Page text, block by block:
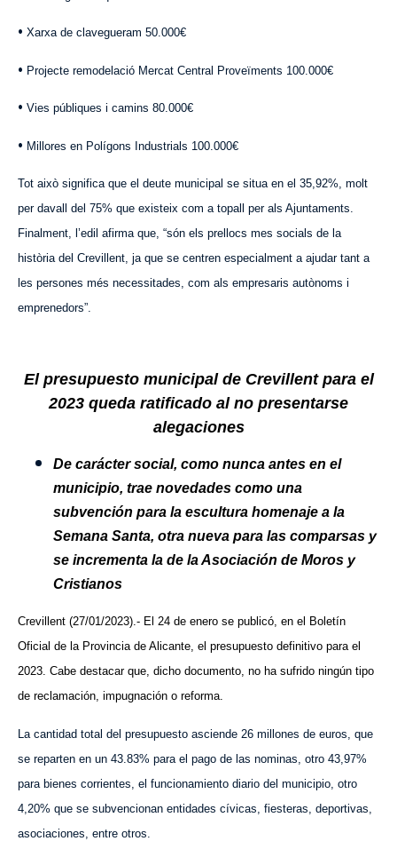
• Xarxa de clavegueram 50.000€
• Projecte remodelació Mercat Central Proveïments 100.000€
• Vies públiques i camins 80.000€
• Millores en Polígons Industrials 100.000€
Tot això significa que el deute municipal se situa en el 35,92%, molt
per davall del 75% que existeix com a topall per als Ajuntaments.
Finalment, l’edil afirma que, “són els prellocs mes socials de la
història del Crevillent, ja que se centren especialment a ajudar tant a
les persones més necessitades, com als empresaris autònoms i
emprenedors”.
El presupuesto municipal de Crevillent para el
2023 queda ratificado al no presentarse
alegaciones
De carácter social, como nunca antes en el
municipio, trae novedades como una
subvención para la escultura homenaje a la
Semana Santa, otra nueva para las comparsas y
se incrementa la de la Asociación de Moros y
Cristianos
Crevillent (27/01/2023).- El 24 de enero se publicó, en el Boletín
Oficial de la Provincia de Alicante, el presupuesto definitivo para el
2023. Cabe destacar que, dicho documento, no ha sufrido ningún tipo
de reclamación, impugnación o reforma.
La cantidad total del presupuesto asciende 26 millones de euros, que
se reparten en un 43.83% para el pago de las nominas, otro 43,97%
para bienes corrientes, el funcionamiento diario del municipio, otro
4,20% que se subvencionan entidades cívicas, fiesteras, deportivas,
asociaciones, entre otros.